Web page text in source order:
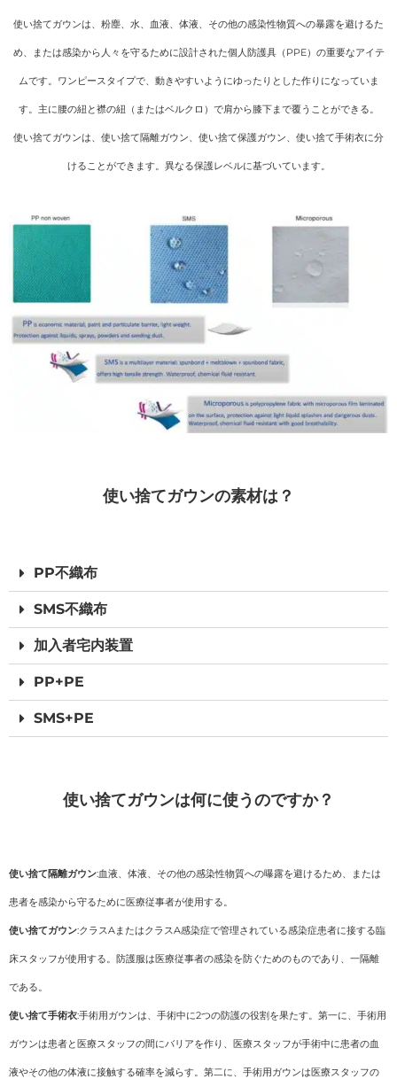
使い捨てガウンは、粉塵、水、血液、体液、その他の感染性物質への暴露を避けるた
め、または感染から人々を守るために設計された個人防護具（PPE）の重要なアイテ
ムです。ワンピースタイプで、動きやすいようにゆったりとした作りになっていま
す。主に腰の紐と襟の紐（またはベルクロ）で肩から膝下まで覆うことができる。
使い捨てガウンは、使い捨て隔離ガウン、使い捨て保護ガウン、使い捨て手術衣に分
けることができます。異なる保護レベルに基づいています。
使い捨てガウンの素材は？
PP不織布
SMS不織布
加入者宅内装置
PP+PE
SMS+PE
使い捨てガウンは何に使うのですか？
使い捨て隔離ガウン:血液、体液、その他の感染性物質への曝露を避けるため、または
患者を感染から守るために医療従事者が使用する。
使い捨てガウン:クラスAまたはクラスA感染症で管理されている感染症患者に接する臨
床スタッフが使用する。防護服は医療従事者の感染を防ぐためのものであり、一隔離
である。
使い捨て手術衣:手術用ガウンは、手術中に2つの防護の役割を果たす。第一に、手術用
ガウンは患者と医療スタッフの間にバリアを作り、医療スタッフが手術中に患者の血
液やその他の体液に接触する確率を減らす。第二に、手術用ガウンは医療スタッフの